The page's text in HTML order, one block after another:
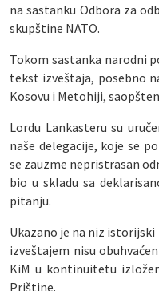
na sastanku Odbora za
skupštine NATO.
Tokom sastanka narodni
tekst izveštaja, posebno
Kosovu i Metohiji,
Lordu Lankasteru su
naše delegacije, koje se
se zauzme nepristrasan
bio u skladu sa
pitanju.
Ukazano je na niz
izveštajem nisu
KiM u kontinuitetu
Prištine.